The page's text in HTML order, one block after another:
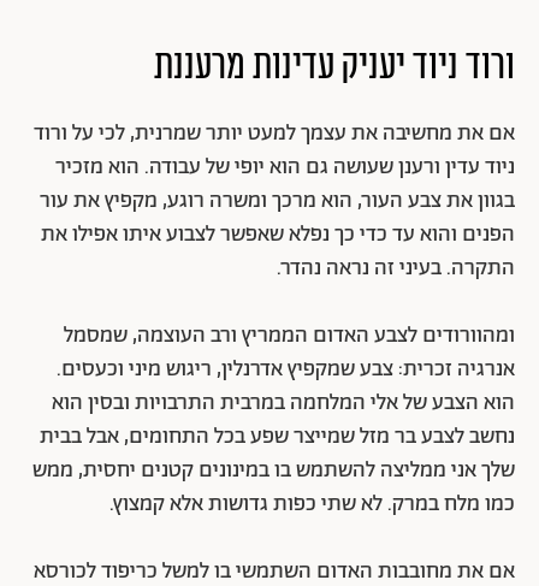
ורוד ניוד יעניק עדינות מרעננת
אם את מחשיבה את עצמך למעט יותר שמרנית, לכי על ורוד
ניוד עדין ורענן שעושה גם הוא יופי של עבודה. הוא מזכיר
בגוון את צבע העור, הוא מרכך ומשרה רוגע, מקפיץ את עור
הפנים והוא עד כדי כך נפלא שאפשר לצבוע איתו אפילו את
התקרה. בעיני זה נראה נהדר.
ומהוורודים לצבע האדום הממריץ ורב העוצמה, שמסמל
אנרגיה זכרית: צבע שמקפיץ אדרנלין, ריגוש מיני וכעסים.
הוא הצבע של אלי המלחמה במרבית התרבויות ובסין הוא
נחשב לצבע בר מזל שמייצר שפע בכל התחומים, אבל בבית
שלך אני ממליצה להשתמש בו במינונים קטנים יחסית, ממש
כמו מלח במרק. לא שתי כפות גדושות אלא קמצוץ.
אם את מחובבות האדום השתמשי בו למשל כריפוד לכורסא